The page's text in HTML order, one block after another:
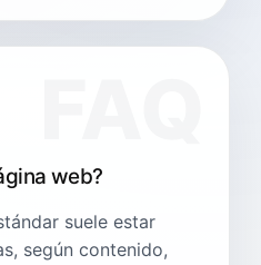
web?
suele estar
según contenido,